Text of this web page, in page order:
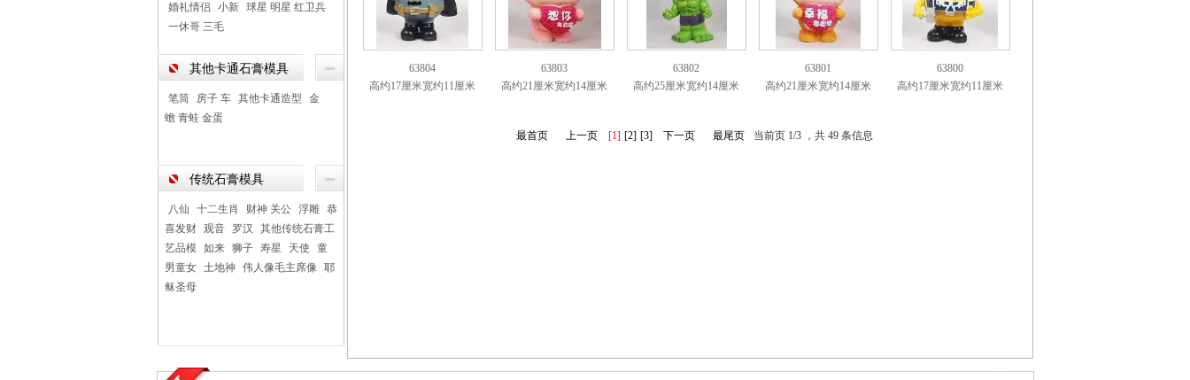
婚礼情侣
小新
球星 明星 红卫兵
一休哥 三毛
其他卡通石膏模具
笔筒 房子 车 其他卡通造型
金
蟾 青蛙 金蛋
传统石膏模具
八仙 十二生肖 财神 关公 浮雕
恭
喜发财
观音 罗汉
其他传统石膏工
艺品模
如来 狮子 寿星 天使
童
男童女
土地神 伟人像毛主席像
耶
稣圣母
63804
高约17厘米宽约11厘米
63803
高约21厘米宽约14厘米
63802
高约25厘米宽约14厘米
63801
高约21厘米宽约14厘米
63800
高约17厘米宽约11厘米
最首页 上一页 [1] [2] [3] 下一页 最尾页 当前页 1/3 ，共 49 条信息